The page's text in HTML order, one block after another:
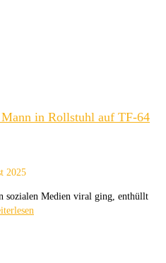
in Rollstuhl auf TF-64
2025
sozialen Medien viral ging, enthüllt